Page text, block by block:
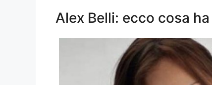
Alex Belli: ecco cosa